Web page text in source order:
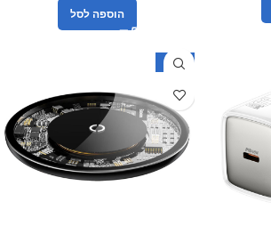
הוספה לסל
-54%